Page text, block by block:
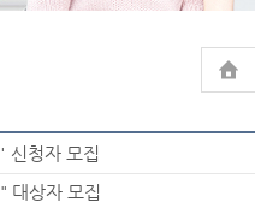
신청자 모집
대상자 모집